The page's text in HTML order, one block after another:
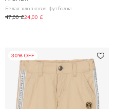
Белая хлопковая футболка
47,00 £24,00 £
30% OFF